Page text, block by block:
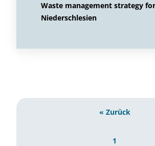
Waste management strategy for
Niederschlesien
« Zurück
1